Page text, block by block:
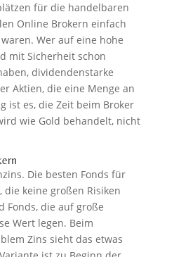
für die handelbaren
Online Brokern einfach
Wer auf eine hohe
mit Sicherheit schon
dividendenstarke
Aktien, die eine Menge an
ist es, die Zeit beim Broker
wie Gold behandelt, nicht
Die besten Fonds für
keine großen Risiken
Fonds, die auf große
Wert legen. Beim
Zins sieht das etwas